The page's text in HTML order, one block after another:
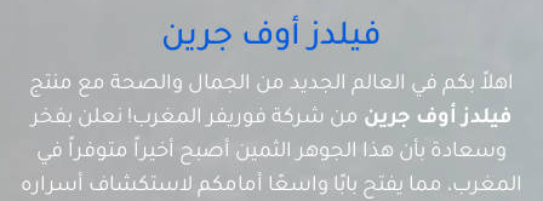
فيلدز أوف جرين
اهلاً بكم في العالم الجديد من الجمال والصحة مع منتج
فيلدز أوف جرين من شركة فوريفر المغرب! نعلن بفخر
وسعادة بأن هذا الجوهر الثمين أصبح أخيراً متوفراً في
المغرب، مما يفتح بابًا واسعًا أمامكم لاستكشاف أسراره